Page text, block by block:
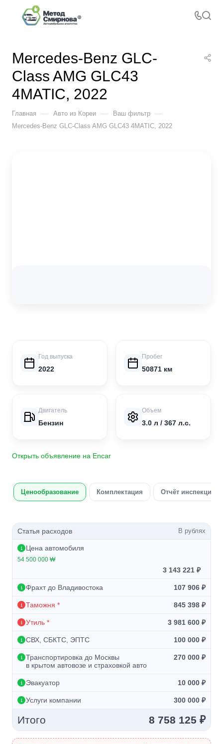
Mercedes-Benz GLC-
Class AMG GLC43
4MATIC, 2022
Главная — Авто из Кореи — Ваш фильтр —
Mercedes-Benz GLC-Class AMG GLC43 4MATIC, 2022
Год выпуска
2022
Пробег
50871 км
Двигатель
Бензин
Объем
3.0 л / 367 л.с.
Открыть объявление на Encar
Ценообразование Комплектация Отчёт инспекции
Статья расходов В рублях
Цена автомобиля
54 500 000 ₩
3 143 221 ₽
Фрахт до Владивостока 107 906 ₽
Таможня * 845 398 ₽
Утиль * 3 981 600 ₽
СВХ, СБКТС, ЭПТС 100 000 ₽
Транспортировка до Москвы
в крытом автовозе и страховкой авто
270 000 ₽
Эвакуатор 10 000 ₽
Услуги компании 300 000 ₽
Итого 8 758 125 ₽